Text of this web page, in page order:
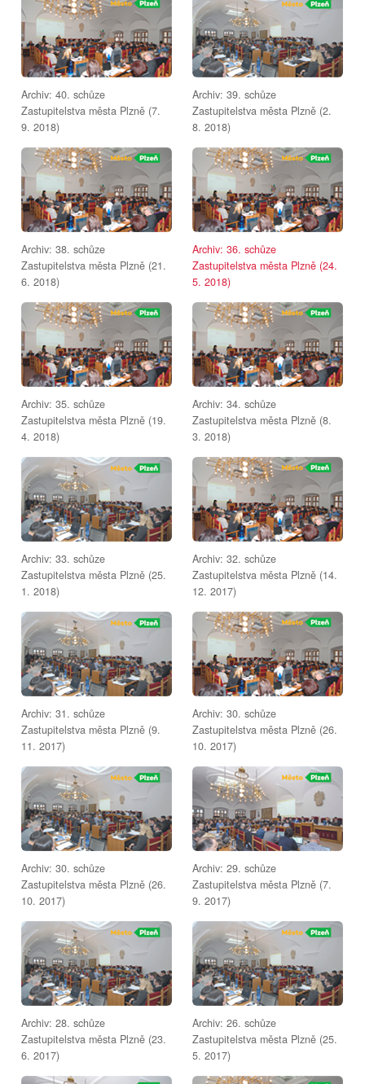
Archiv: 40. schůze
Zastupitelstva města Plzně (7.
9. 2018)
Archiv: 39. schůze
Zastupitelstva města Plzně (2.
8. 2018)
Archiv: 38. schůze
Zastupitelstva města Plzně (21.
6. 2018)
Archiv: 36. schůze
Zastupitelstva města Plzně (24.
5. 2018)
Archiv: 35. schůze
Zastupitelstva města Plzně (19.
4. 2018)
Archiv: 34. schůze
Zastupitelstva města Plzně (8.
3. 2018)
Archiv: 33. schůze
Zastupitelstva města Plzně (25.
1. 2018)
Archiv: 32. schůze
Zastupitelstva města Plzně (14.
12. 2017)
Archiv: 31. schůze
Zastupitelstva města Plzně (9.
11. 2017)
Archiv: 30. schůze
Zastupitelstva města Plzně (26.
10. 2017)
Archiv: 30. schůze
Zastupitelstva města Plzně (26.
10. 2017)
Archiv: 29. schůze
Zastupitelstva města Plzně (7.
9. 2017)
Archiv: 28. schůze
Zastupitelstva města Plzně (23.
6. 2017)
Archiv: 26. schůze
Zastupitelstva města Plzně (25.
5. 2017)